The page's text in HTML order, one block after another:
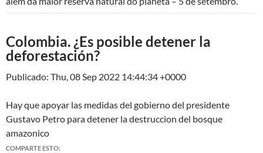
Colombia. ¿Es posible detener la
deforestación?
Publicado: Thu, 08 Sep 2022 14:44:34 +0000
Hay que apoyar las medidas del gobierno del presidente
Gustavo Petro para detener la destruccion del bosque
amazonico
COMPARTE ESTO: